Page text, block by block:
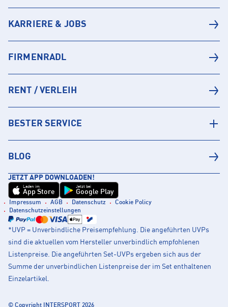
KARRIERE & JOBS
FIRMENRADL
RENT / VERLEIH
BESTER SERVICE
BLOG
JETZT APP DOWNLOADEN!
Laden im
App Store
Jetzt bei
Google Play
Impressum AGB Datenschutz
Cookie Policy
Datenschutzeinstellungen
*UVP = Unverbindliche Preisempfehlung. Die angeführten UVPs
sind die aktuellen vom Hersteller unverbindlich empfohlenen
Listenpreise. Die angeführten Set-UVPs ergeben sich aus der
Summe der unverbindlichen Listenpreise der im Set enthaltenen
Einzelartikel.
© Copyright INTERSPORT 2026